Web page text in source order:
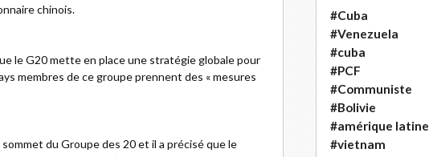
chinois.
le G20 mette en place une stratégie globale pour
membres de ce groupe prennent des « mesures
du Groupe des 20 et il a précisé que le
#Cuba
#Venezuela
#cuba
#PCF
#Communiste
#Bolivie
#amérique latine
#vietnam